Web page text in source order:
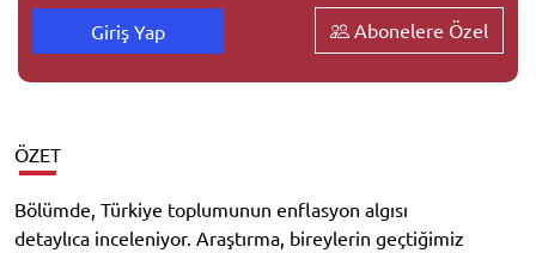
Giriş Yap Abonelere Özel
ÖZET
Bölümde, Türkiye toplumunun enflasyon algısı
detaylıca inceleniyor. Araştırma, bireylerin geçtiğimiz